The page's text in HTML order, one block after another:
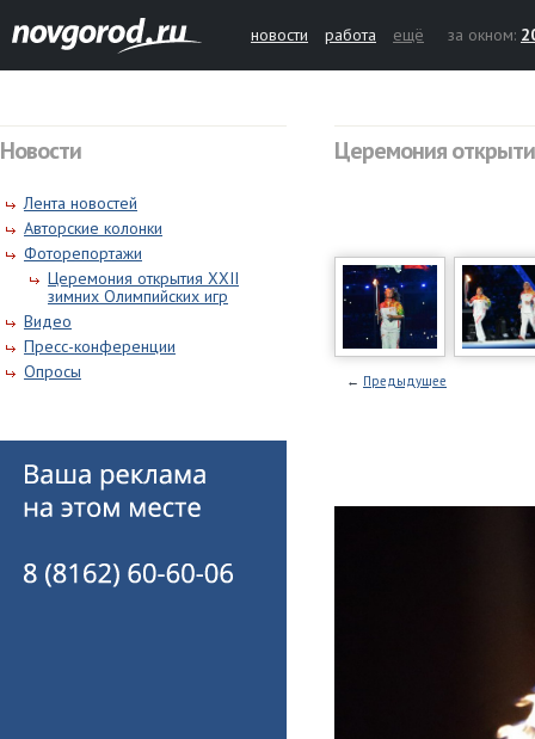
новости работа ещё за окном:
Новости
Лента новостей
Авторские колонки
Фоторепортажи
Церемония открытия XXII
зимних Олимпийских игр
Видео
Пресс-конференции
Опросы
Церемония
← Предыдущее